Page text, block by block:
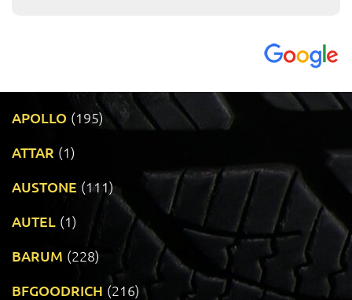
APOLLO (195)
ATTAR (1)
AUSTONE (111)
AUTEL (1)
BARUM (228)
BFGOODRICH (216)